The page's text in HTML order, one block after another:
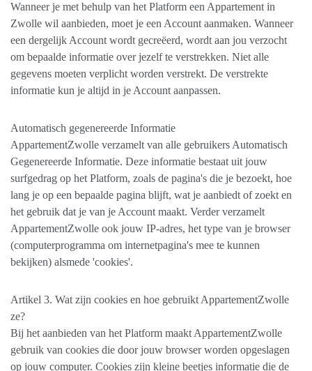
Wanneer je met behulp van het Platform een Appartement in
Zwolle wil aanbieden, moet je een Account aanmaken. Wanneer
een dergelijk Account wordt gecreëerd, wordt aan jou verzocht
om bepaalde informatie over jezelf te verstrekken. Niet alle
gegevens moeten verplicht worden verstrekt. De verstrekte
informatie kun je altijd in je Account aanpassen.
Automatisch gegenereerde Informatie
AppartementZwolle verzamelt van alle gebruikers Automatisch
Gegenereerde Informatie. Deze informatie bestaat uit jouw
surfgedrag op het Platform, zoals de pagina's die je bezoekt, hoe
lang je op een bepaalde pagina blijft, wat je aanbiedt of zoekt en
het gebruik dat je van je Account maakt. Verder verzamelt
AppartementZwolle ook jouw IP-adres, het type van je browser
(computerprogramma om internetpagina's mee te kunnen
bekijken) alsmede 'cookies'.
Artikel 3. Wat zijn cookies en hoe gebruikt AppartementZwolle
ze?
Bij het aanbieden van het Platform maakt AppartementZwolle
gebruik van cookies die door jouw browser worden opgeslagen
op jouw computer. Cookies zijn kleine beetjes informatie die de